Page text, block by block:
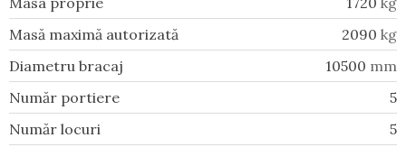
Masă maximă autorizată
2090 kg
Diametru bracaj
10500 mm
Număr portiere
5
Număr locuri
5